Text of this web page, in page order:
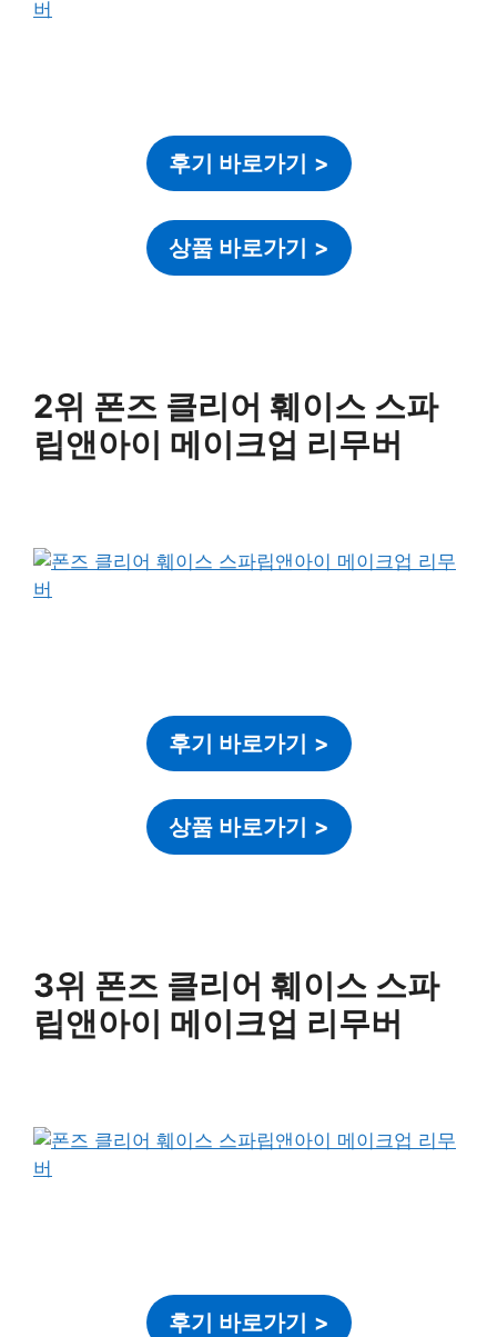
후기 바로가기 >
상품 바로가기 >
2위 폰즈 클리어 훼이스 스파
립앤아이 메이크업 리무버
후기 바로가기 >
상품 바로가기 >
3위 폰즈 클리어 훼이스 스파
립앤아이 메이크업 리무버
후기 바로가기 >